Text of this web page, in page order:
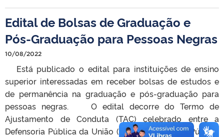
Edital de Bolsas de Graduação e
Pós-Graduação para Pessoas Negras
10/08/2022
Está publicado o edital para instituições de ensino
superior interessadas em receber bolsas de estudos e
de permanência na graduação e pós-graduação para
pessoas negras. O edital decorre do Termo de
Ajustamento de Conduta (TAC) celebrado entre a
Defensoria Pública da União (DPU), o Ministério Público